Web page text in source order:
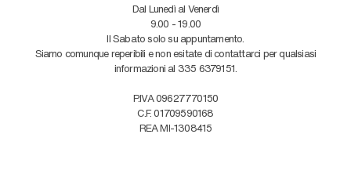
Dal Lunedì al Venerdì
9.00 - 19.00
Il Sabato solo su appuntamento.
Siamo comunque reperibili e non esitate di contattarci per qualsiasi
informazioni al 335 6379151.
P.IVA 09627770150
C.F. 01709590168
REA MI-1308415